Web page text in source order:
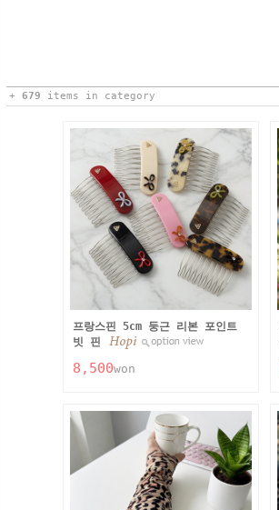
+679 items in category
프랑스핀 5cm 둥근 리본 포인트
빗 핀
8,500won